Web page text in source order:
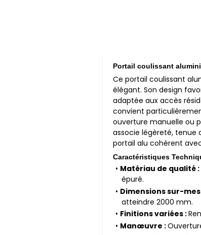
Portail coulissant
Ce portail coulissant
élégant. Son design
adaptée aux accès
convient
ouverture manuelle ou
associe légèreté, tenue
portail alu cohérent
Caractéristiques
• Matériau de qualité :
épuré.
• Dimensions sur-
atteindre 2000 mm.
• Finitions variées :
• Manœuvre :